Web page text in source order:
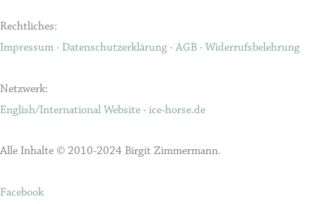
Rechtliches:
Impressum · Datenschutzerklärung · AGB · Widerrufsbelehrung
Netzwerk:
English/International Website · ice-horse.de
Alle Inhalte © 2010-2024 Birgit Zimmermann.
Facebook